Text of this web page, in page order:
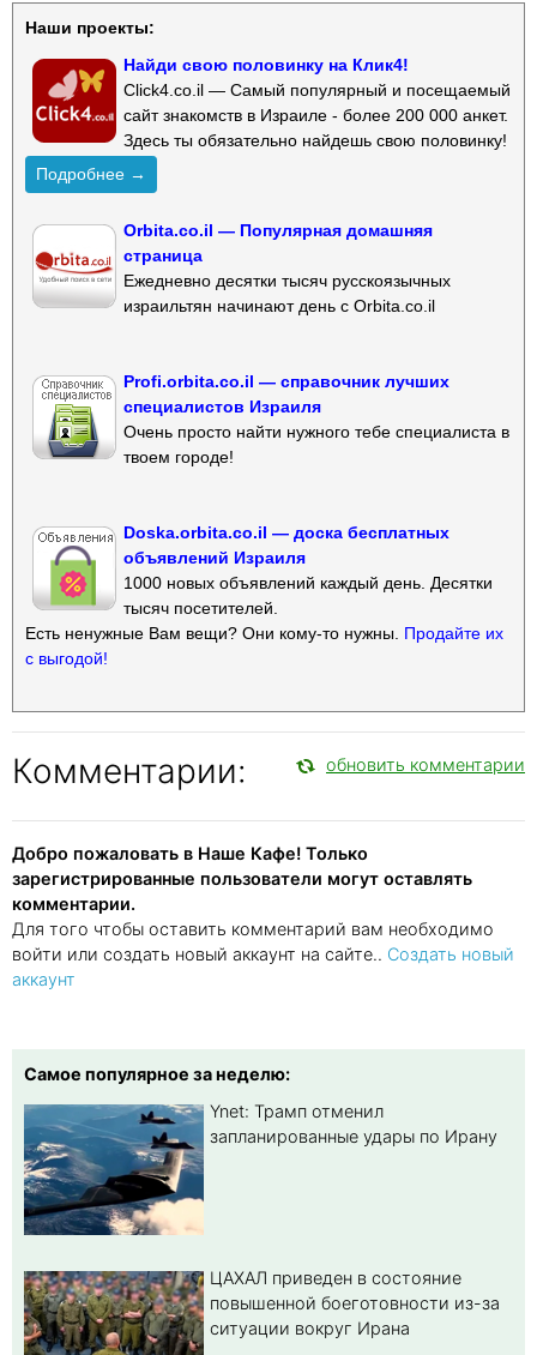
Наши проекты:
Найди свою половинку на Клик4!
Click4.co.il — Самый популярный и посещаемый
сайт знакомств в Израиле - более 200 000 анкет.
Здесь ты обязательно найдешь свою половинку!
Подробнее →
Orbita.co.il — Популярная домашняя
страница
Ежедневно десятки тысяч русскоязычных
израильтян начинают день с Orbita.co.il
Profi.orbita.co.il — справочник лучших
специалистов Израиля
Очень просто найти нужного тебе специалиста в
твоем городе!
Doska.orbita.co.il — доска бесплатных
объявлений Израиля
1000 новых объявлений каждый день. Десятки
тысяч посетителей.
Есть ненужные Вам вещи? Они кому-то нужны. Продайте их
с выгодой!
Комментарии: обновить комментарии
Добро пожаловать в Наше Кафе! Только
зарегистрированные пользователи могут оставлять
комментарии.
Для того чтобы оставить комментарий вам необходимо
войти или создать новый аккаунт на сайте.. Создать новый
аккаунт
Самое популярное за неделю:
Ynet: Трамп отменил
запланированные удары по Ирану
ЦАХАЛ приведен в состояние
повышенной боеготовности из-за
ситуации вокруг Ирана